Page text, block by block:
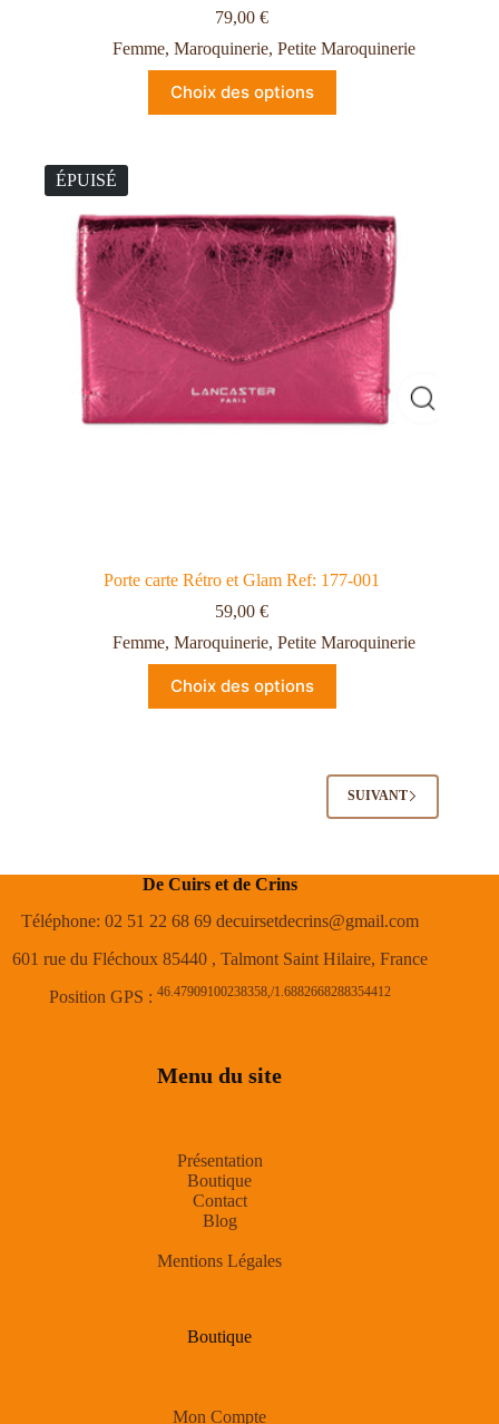
79,00€
Femme,Maroquinerie,Petite Maroquinerie
Choix des options
ÉPUISÉ
Porte carte Rétro et Glam Ref: 177-001
59,00€
Femme,Maroquinerie,Petite Maroquinerie
Choix des options
SUIVANT
De Cuirs et de Crins
Téléphone: 02 51 22 68 69 decuirsetdecrins@gmail.com
601 rue du Fléchoux 85440 , Talmont Saint Hilaire, France
Position GPS : 46.47909100238358,/1.6882668288354412
Menu du site
Présentation
Boutique
Contact
Blog
Mentions Légales
Boutique
Mon Compte